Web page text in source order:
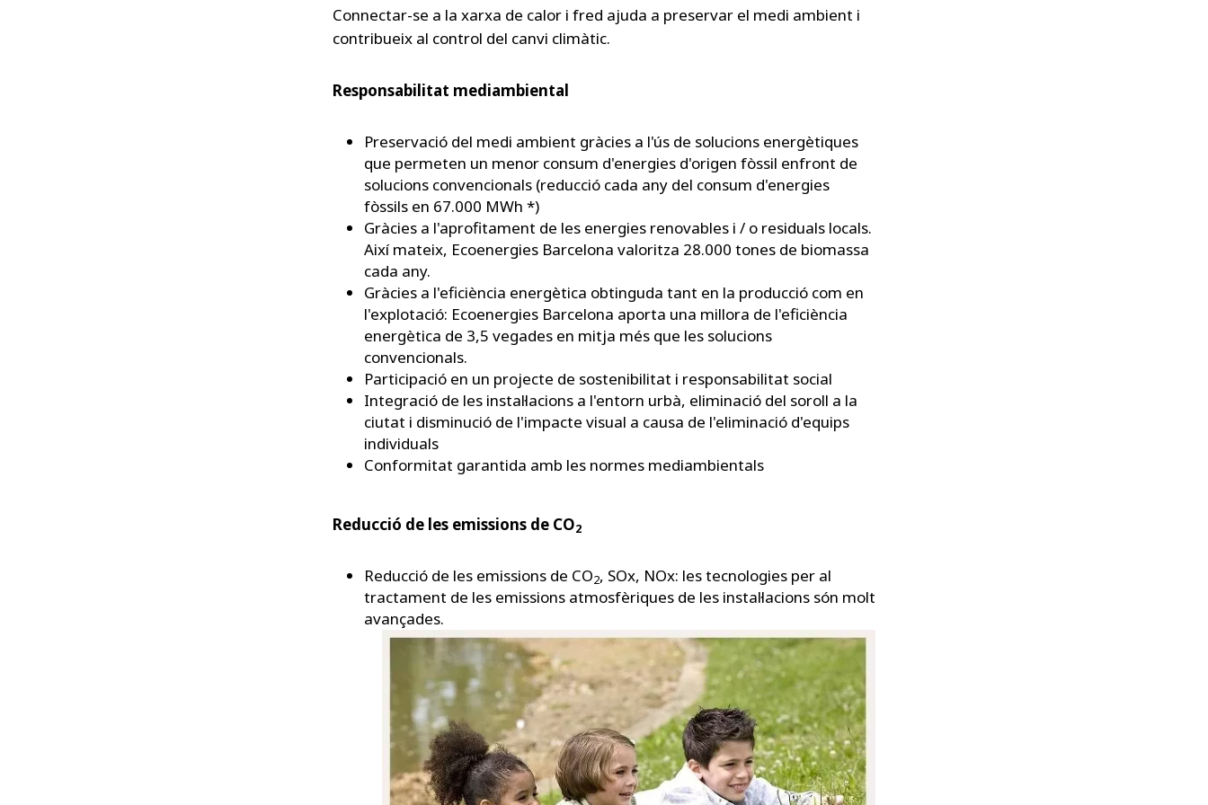
Connectar-se a la xarxa de calor i fred ajuda a preservar el medi ambient i
contribueix al control del canvi climàtic.
Responsabilitat mediambiental
Preservació del medi ambient gràcies a l'ús de solucions energètiques
que permeten un menor consum d'energies d'origen fòssil enfront de
solucions convencionals (reducció cada any del consum d'energies
fòssils en 67.000 MWh *)
Gràcies a l'aprofitament de les energies renovables i / o residuals locals.
Així mateix, Ecoenergies Barcelona valoritza 28.000 tones de biomassa
cada any.
Gràcies a l'eficiència energètica obtinguda tant en la producció com en
l'explotació: Ecoenergies Barcelona aporta una millora de l'eficiència
energètica de 3,5 vegades en mitja més que les solucions
convencionals.
Participació en un projecte de sostenibilitat i responsabilitat social
Integració de les instal·lacions a l'entorn urbà, eliminació del soroll a la
ciutat i disminució de l'impacte visual a causa de l'eliminació d'equips
individuals
Conformitat garantida amb les normes mediambientals
Reducció de les emissions de CO2
Reducció de les emissions de CO2, SOx, NOx: les tecnologies per al
tractament de les emissions atmosfèriques de les instal·lacions són molt
avançades.